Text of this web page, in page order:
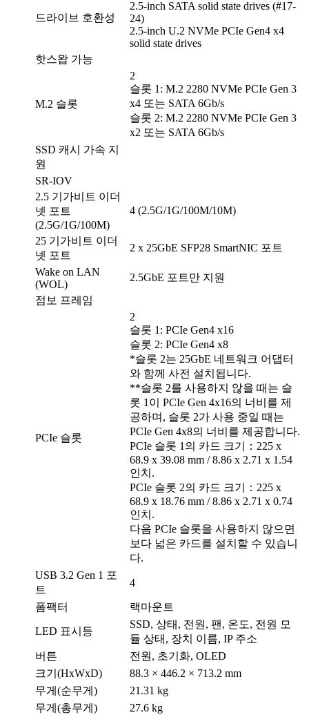
드라이브 호환성
2.5-inch SATA solid state drives (#17-
24)
2.5-inch U.2 NVMe PCIe Gen4 x4
solid state drives
핫스왑 가능
M.2 슬롯
2
슬롯 1: M.2 2280 NVMe PCIe Gen 3
x4 또는 SATA 6Gb/s
슬롯 2: M.2 2280 NVMe PCIe Gen 3
x2 또는 SATA 6Gb/s
SSD 캐시 가속 지
원
SR-IOV
2.5 기가비트 이더
넷 포트
(2.5G/1G/100M)
4 (2.5G/1G/100M/10M)
25 기가비트 이더
넷 포트
2 x 25GbE SFP28 SmartNIC 포트
Wake on LAN
(WOL)
2.5GbE 포트만 지원
점보 프레임
PCIe 슬롯
2
슬롯 1: PCIe Gen4 x16
슬롯 2: PCIe Gen4 x8
*슬롯 2는 25GbE 네트워크 어댑터
와 함께 사전 설치됩니다.
**슬롯 2를 사용하지 않을 때는 슬
롯 1이 PCIe Gen 4x16의 너비를 제
공하며, 슬롯 2가 사용 중일 때는
PCIe Gen 4x8의 너비를 제공합니다.
PCIe 슬롯 1의 카드 크기：225 x
68.9 x 39.08 mm / 8.86 x 2.71 x 1.54
인치.
PCIe 슬롯 2의 카드 크기：225 x
68.9 x 18.76 mm / 8.86 x 2.71 x 0.74
인치.
다음 PCIe 슬롯을 사용하지 않으면
보다 넓은 카드를 설치할 수 있습니
다.
USB 3.2 Gen 1 포
트
4
폼팩터 랙마운트
LED 표시등
SSD, 상태, 전원, 팬, 온도, 전원 모
듈 상태, 장치 이름, IP 주소
버튼
전원, 초기화, OLED
크기(HxWxD)
88.3 × 446.2 × 713.2 mm
무게(순무게)
21.31 kg
무게(총무게)
27.6 kg